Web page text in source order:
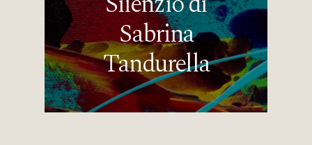
Sabrina
Tandurella